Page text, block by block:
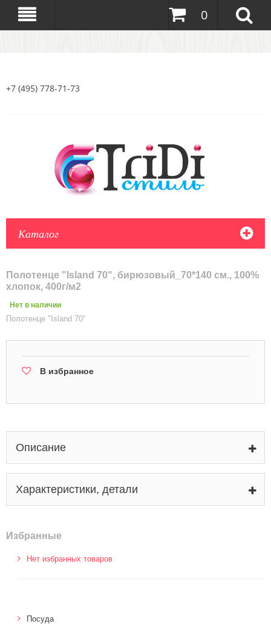
0
+7 (495) 778-71-73
Каталог
Полотенце "Island 70", бирюзовый_70*140 см., 100%
хлопок, 400г/м2
Нет в наличии
Полотенце "Island 70"
В избранное
Описание
Характеристики, детали
Избранные
Нет избранных товаров
Посуда